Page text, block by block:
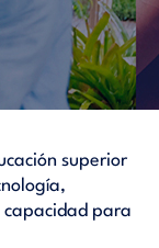
superior
para